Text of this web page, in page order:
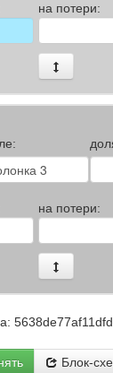
на потери:
на потери:
Блок-